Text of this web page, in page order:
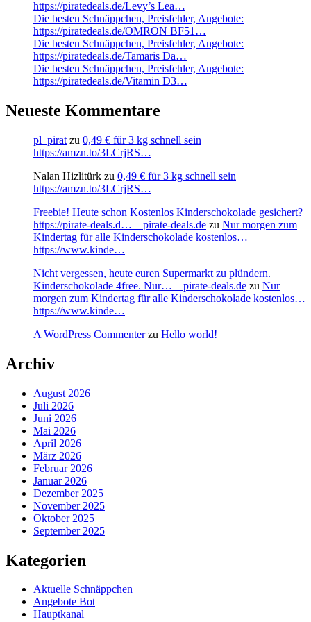
https://piratedeals.de/Levy’s Lea…
Die besten Schnäppchen, Preisfehler, Angebote:
https://piratedeals.de/OMRON BF51…
Die besten Schnäppchen, Preisfehler, Angebote:
https://piratedeals.de/Tamaris Da…
Die besten Schnäppchen, Preisfehler, Angebote:
https://piratedeals.de/Vitamin D3…
Neueste Kommentare
pl_pirat zu 0,49 € für 3 kg schnell sein
https://amzn.to/3LCrjRS…
Nalan Hizlitürk zu 0,49 € für 3 kg schnell sein
https://amzn.to/3LCrjRS…
Freebie! Heute schon Kostenlos Kinderschokolade gesichert?
https://pirate-deals.d… – pirate-deals.de zu Nur morgen zum
Kindertag für alle Kinderschokolade kostenlos…
https://www.kinde…
Nicht vergessen, heute euren Supermarkt zu plündern.
Kinderschokolade 4free. Nur… – pirate-deals.de zu Nur
morgen zum Kindertag für alle Kinderschokolade kostenlos…
https://www.kinde…
A WordPress Commenterzu Hello world!
Archiv
August 2026
Juli 2026
Juni 2026
Mai 2026
April 2026
März 2026
Februar 2026
Januar 2026
Dezember 2025
November 2025
Oktober 2025
September 2025
Kategorien
Aktuelle Schnäppchen
Angebote Bot
Hauptkanal